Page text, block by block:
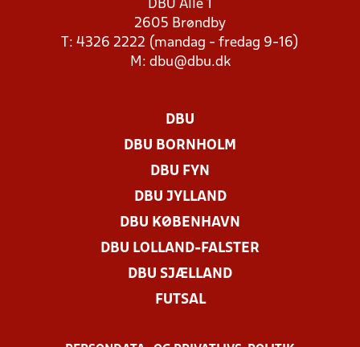
DBU Allé 1
2605 Brøndby
T: 4326 2222 (mandag - fredag 9-16)
M: dbu@dbu.dk
DBU
DBU BORNHOLM
DBU FYN
DBU JYLLAND
DBU KØBENHAVN
DBU LOLLAND-FALSTER
DBU SJÆLLAND
FUTSAL